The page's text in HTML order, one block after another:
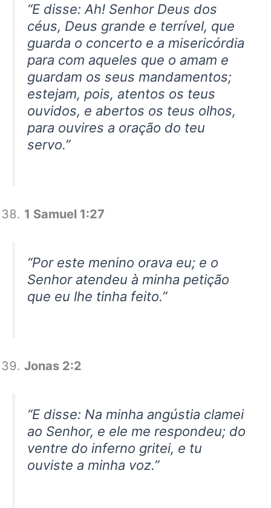
“E disse: Ah! Senhor Deus dos
céus, Deus grande e terrível, que
guarda o concerto e a misericórdia
para com aqueles que o amam e
guardam os seus mandamentos;
estejam, pois, atentos os teus
ouvidos, e abertos os teus olhos,
para ouvires a oração do teu
servo.”
1 Samuel 1:27
“Por este menino orava eu; e o
Senhor atendeu à minha petição
que eu lhe tinha feito.”
Jonas 2:2
“E disse: Na minha angústia clamei
ao Senhor, e ele me respondeu; do
ventre do inferno gritei, e tu
ouviste a minha voz.”